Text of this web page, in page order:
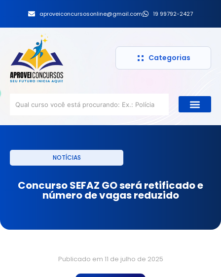
aproveiconcursosonline@gmail.com 19 99792-2427
Categorias
NOTÍCIAS
Concurso SEFAZ GO será retificado e
número de vagas reduzido
Publicado em 11 de julho de 2025